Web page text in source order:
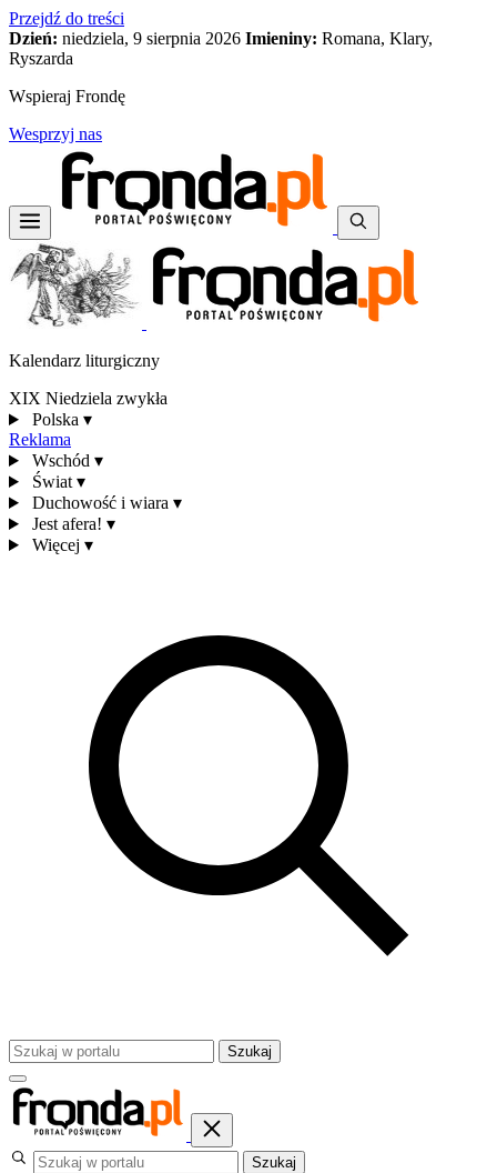
Przejdź do treści
Dzień: niedziela, 9 sierpnia 2026 Imieniny: Romana, Klary,
Ryszarda
Wspieraj Frondę
Wesprzyj nas
Kalendarz liturgiczny
XIX Niedziela zwykła
Polska ▾
Reklama
Wschód ▾
Świat ▾
Duchowość i wiara ▾
Jest afera! ▾
Więcej ▾
Szukaj
Szukaj